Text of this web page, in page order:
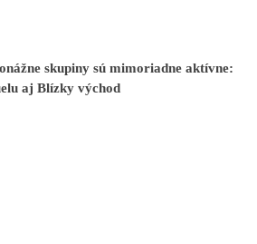
skupiny sú mimoriadne aktívne:
aj Blízky východ